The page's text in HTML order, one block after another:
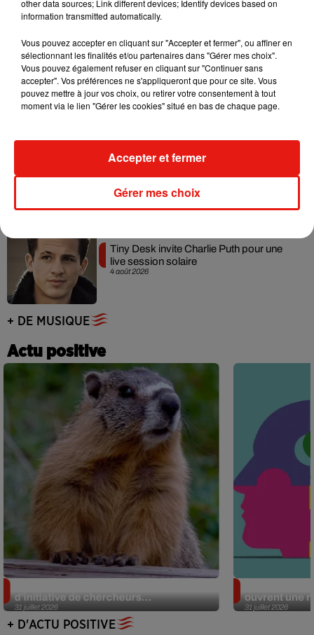
7 août 2026
Angèle et Amélie Lens dévoilent leur
collaboration tant attendue
5 août 2026
Benny Blanco invite Selena Gomez et
4 août 2026
Tiny Desk invite Charlie Puth pour une
live session solaire
+ DE MUSIQUE
Actu positive
31 juillet 2026
d’initiative de chercheurs...
31 juillet 2026
ouvrent une
+ D'ACTU POSITIVE
other data sources; Link different devices; Identify devices based on
information transmitted automatically.
Vous pouvez accepter en cliquant sur "Accepter et fermer", ou affiner en
sélectionnant les finalités et/ou partenaires dans "Gérer mes choix".
Vous pouvez également refuser en cliquant sur "Continuer sans
accepter". Vos préférences ne s'appliqueront que pour ce site. Vous
pouvez mettre à jour vos choix, ou retirer votre consentement à tout
moment via le lien "Gérer les cookies" situé en bas de chaque page.
Gérer mes choix
Accepter et fermer